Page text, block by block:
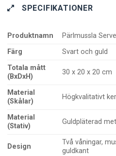
SPECIFIKATIONER
Produktnamn
Pärlmussla
Färg
Svart och guld
Totala mått
(BxDxH)
30 x 20 x 20 cm
Material
(Skålar)
Högkvalitativt
Material
(Stativ)
Guldpläterad
Design
Två våningar,
guldkant